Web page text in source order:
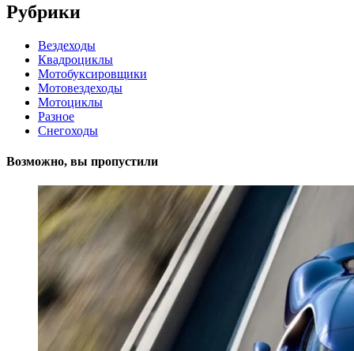
Рубрики
Вездеходы
Квадроциклы
Мотобуксировщики
Мотовездеходы
Мотоциклы
Разное
Снегоходы
Возможно, вы пропустили